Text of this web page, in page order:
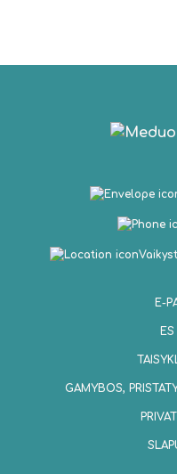
E-
GAMYBOS,